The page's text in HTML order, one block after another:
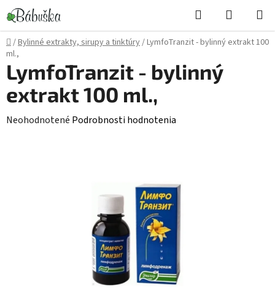
Prejsť
na
obsah
Hľadať
KOŠÍK
Domov
/Bylinné extrakty, sirupy a tinktúry/LymfoTranzit - bylinný extrakt 100
ml.,
LymfoTranzit - bylinný
extrakt 100 ml.,
Priemerné
Neohodnotené Podrobnosti hodnotenia